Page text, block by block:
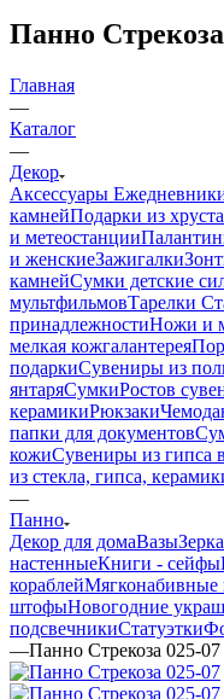
Панно
Главная
—
Каталог
—
Декор
Аксессуары
камнейПодарки из
и метеостанции
и женскиеЗажигалки
камнейСумки детские
мультфильмовТарелки
принадлежностиНожи и
мелкая кожгалантерея
подаркиСувениры из
янтаряСумкиРостов
керамикиРюкзаки
папки для документов
кожиСувениры из гипса
из стекла, гипса,
—
Панно
Декор для домаВазы
настенныеКниги - сейфы
кораблейМягконабивные
штофыНовогодние
подсвечникиСтатуэтки
—Панно Стрекоза 025-07